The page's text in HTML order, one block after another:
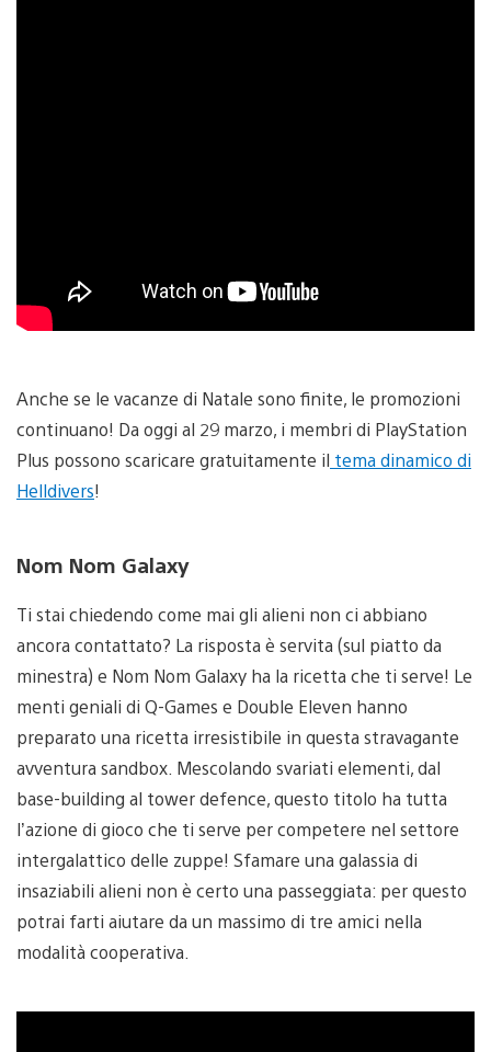
Anche se le vacanze di Natale sono finite, le promozioni
continuano! Da oggi al 29 marzo, i membri di PlayStation
Plus possono scaricare gratuitamente il tema dinamico di
Helldivers!
Nom Nom Galaxy
Ti stai chiedendo come mai gli alieni non ci abbiano
ancora contattato? La risposta è servita (sul piatto da
minestra) e Nom Nom Galaxy ha la ricetta che ti serve! Le
menti geniali di Q-Games e Double Eleven hanno
preparato una ricetta irresistibile in questa stravagante
avventura sandbox. Mescolando svariati elementi, dal
base-building al tower defence, questo titolo ha tutta
l’azione di gioco che ti serve per competere nel settore
intergalattico delle zuppe! Sfamare una galassia di
insaziabili alieni non è certo una passeggiata: per questo
potrai farti aiutare da un massimo di tre amici nella
modalità cooperativa.